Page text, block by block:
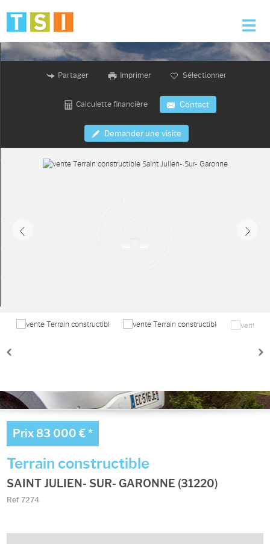
Accueil
Partager Imprimer Sélectionner
Calculette financière Contact
Demander une visite
Prix 83 000 €*
Terrain constructible
SAINT JULIEN- SUR- GARONNE (31220)
Ref 7274